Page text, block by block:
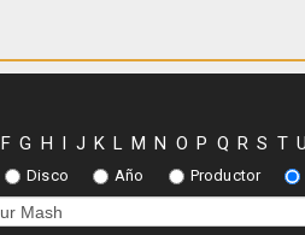
F G H I J K L M N O P Q R S T
Disco Año Productor